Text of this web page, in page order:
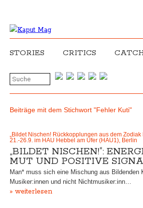
STORIES CRITICS
Beiträge mit dem Stichwort "Fehler Kuti"
„Bildet Nischen! Rückkopplungen aus dem Zodiak
21.-26.9. im HAU Hebbel am Ufer (HAU1), Berlin
„BILDET NISCHEN!“:
MUT UND POSITIVE
Man* muss sich eine Mischung aus Bildenden
Musiker:innen und nicht Nichtmusiker:inn…
» weiterlesen